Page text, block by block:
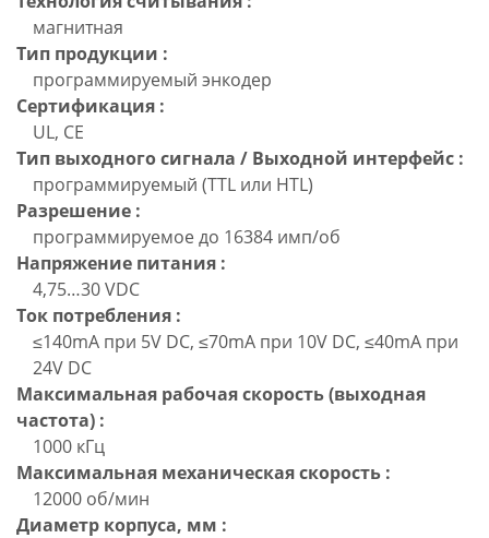
магнитная
Тип продукции :
программируемый энкодер
Сертификация :
UL, CE
Тип выходного сигнала / Выходной интерфейс :
программируемый (TTL или HTL)
Разрешение :
программируемое до 16384 имп/об
Напряжение питания :
4,75…30 VDC
Ток потребления :
≤140mA при 5V DC, ≤70mA при 10V DC, ≤40mA при
24V DC
Максимальная рабочая скорость (выходная
частота) :
1000 кГц
Максимальная механическая скорость :
12000 об/мин
Диаметр корпуса, мм :